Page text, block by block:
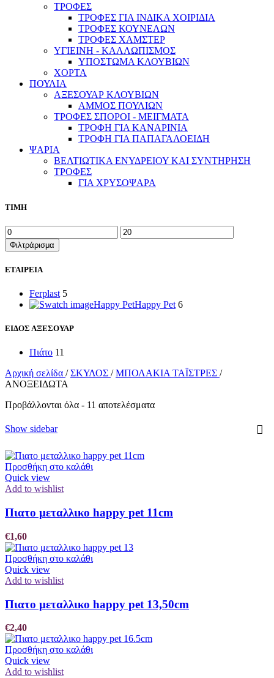
ΤΡΟΦΕΣ
ΤΡΟΦΕΣ ΓΙΑ ΙΝΔΙΚΑ ΧΟΙΡΙΔΙΑ
ΤΡΟΦΕΣ ΚΟΥΝΕΛΩΝ
ΤΡΟΦΕΣ ΧΑΜΣΤΕΡ
ΥΓΙΕΙΝΗ - ΚΑΛΛΩΠΙΣΜΟΣ
ΥΠΟΣΤΩΜΑ ΚΛΟΥΒΙΩΝ
ΧΟΡΤΑ
ΠΟΥΛΙΑ
ΑΞΕΣΟΥΑΡ ΚΛΟΥΒΙΩΝ
ΑΜΜΟΣ ΠΟΥΛΙΩΝ
ΤΡΟΦΕΣ ΣΠΟΡΟΙ - ΜΕΙΓΜΑΤΑ
ΤΡΟΦΗ ΓΙΑ ΚΑΝΑΡΙΝΙΑ
ΤΡΟΦΗ ΓΙΑ ΠΑΠΑΓΑΛΟΕΙΔΗ
ΨΑΡΙΑ
ΒΕΛΤΙΩΤΙΚΑ ΕΝΥΔΡΕΙΟΥ ΚΑΙ ΣΥΝΤΗΡΗΣΗ
ΤΡΟΦΕΣ
ΓΙΑ ΧΡΥΣΟΨΑΡΑ
ΤΙΜΗ
Ελάχιστη
τιμή
Μέγιστη
τιμή
Φιλτράρισμα
ΕΤΑΙΡΕΙΑ
Ferplast 5
Happy PetHappy Pet 6
ΕΙΔΟΣ ΑΞΕΣΟΥΑΡ
Πιάτο 11
Αρχική σελίδα / ΣΚΥΛΟΣ / ΜΠΟΛΑΚΙΑ ΤΑΪΣΤΡΕΣ /
ΑΝΟΞΕΙΔΩΤΑ
Προβάλλονται όλα - 11 αποτελέσματα
Show sidebar
Προσθήκη στο καλάθι
Quick view
Add to wishlist
Πιατο μεταλλικο happy pet 11cm
€1,60
Προσθήκη στο καλάθι
Quick view
Add to wishlist
Πιατο μεταλλικο happy pet 13,50cm
€2,40
Προσθήκη στο καλάθι
Quick view
Add to wishlist